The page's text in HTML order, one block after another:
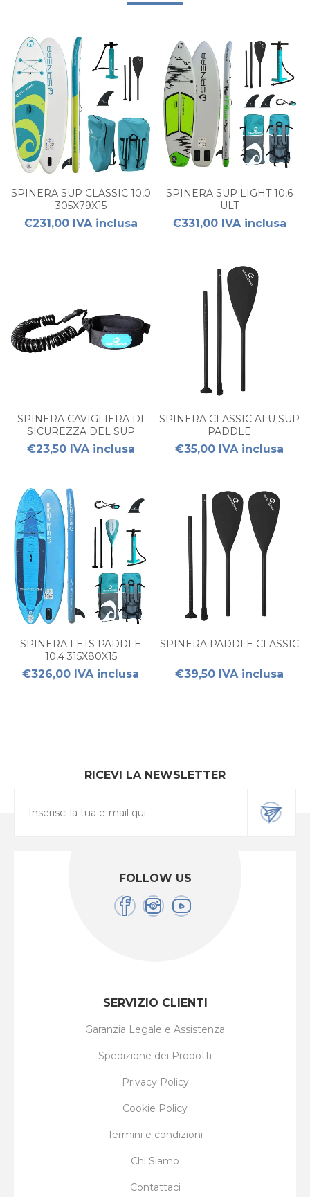
SPINERA SUP CLASSIC 10,0
305X79X15
€231,00 IVA inclusa
SPINERA SUP LIGHT 10,6
ULT
€331,00 IVA inclusa
SPINERA CAVIGLIERA DI
SICUREZZA DEL SUP
€23,50 IVA inclusa
SPINERA CLASSIC ALU SUP
PADDLE
€35,00 IVA inclusa
SPINERA LETS PADDLE
10,4 315X80X15
€326,00 IVA inclusa
SPINERA PADDLE CLASSIC
€39,50 IVA inclusa
RICEVI LA NEWSLETTER
FOLLOW US
SERVIZIO CLIENTI
Garanzia Legale e Assistenza
Spedizione dei Prodotti
Privacy Policy
Cookie Policy
Termini e condizioni
Chi Siamo
Contattaci